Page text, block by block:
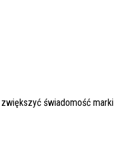
świadomość marki